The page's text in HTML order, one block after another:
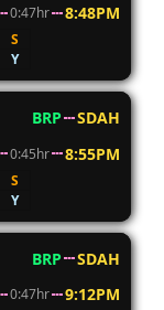
0:47hr 8:48PM
S
Y
BRP
SDAH
0:45hr 8:55PM
S
Y
BRP
SDAH
0:47hr 9:12PM